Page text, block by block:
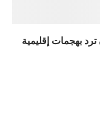
بهجمات إقليمية